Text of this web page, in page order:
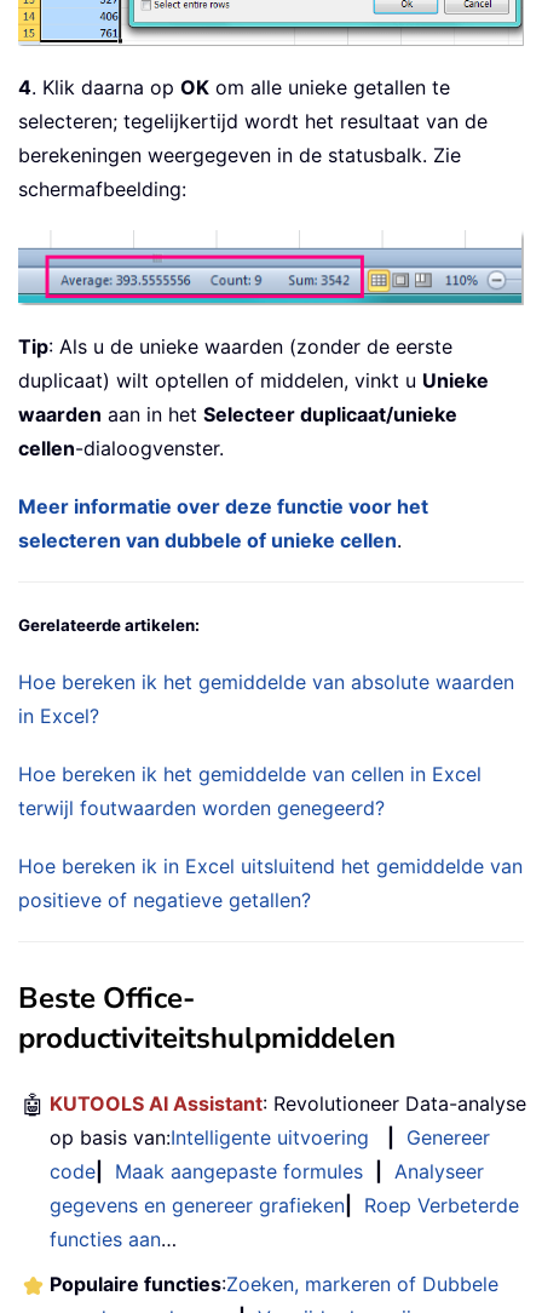
4. Klik daarna op OK om alle unieke getallen te
selecteren; tegelijkertijd wordt het resultaat van de
berekeningen weergegeven in de statusbalk. Zie
schermafbeelding:
Tip: Als u de unieke waarden (zonder de eerste
duplicaat) wilt optellen of middelen, vinkt u Unieke
waarden aan in het Selecteer duplicaat/unieke
cellen-dialoogvenster.
Meer informatie over deze functie voor het
selecteren van dubbele of unieke cellen.
Gerelateerde artikelen:
Hoe bereken ik het gemiddelde van absolute waarden
in Excel?
Hoe bereken ik het gemiddelde van cellen in Excel
terwijl foutwaarden worden genegeerd?
Hoe bereken ik in Excel uitsluitend het gemiddelde van
positieve of negatieve getallen?
Beste Office-
productiviteitshulpmiddelen
🤖 KUTOOLS AI Assistant: Revolutioneer Data-analyse
op basis van:Intelligente uitvoering
Genereer
code
Maak aangepaste formules
Analyseer
gegevens en genereer grafieken
Roep Verbeterde
functies aan…
Populaire functies:Zoeken, markeren of Dubbele